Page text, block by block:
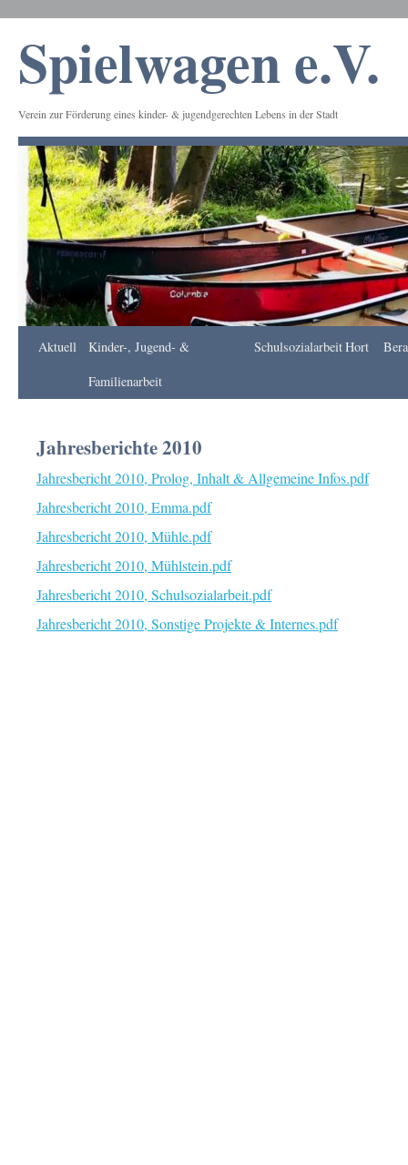
Spielwagen e.V.
Verein zur Förderung eines kinder- & jugendgerechten Lebens in der Stadt
Apotheke
Aktuell
Kinder-, Jugend- &
Familienarbeit
SchulsozialarbeitHort
Jahresberichte 2010
Jahresbericht 2010, Prolog, Inhalt & Allgemeine Infos.pdf
Jahresbericht 2010, Emma.pdf
Jahresbericht 2010, Mühle.pdf
Jahresbericht 2010, Mühlstein.pdf
Jahresbericht 2010, Schulsozialarbeit.pdf
Jahresbericht 2010, Sonstige Projekte & Internes.pdf